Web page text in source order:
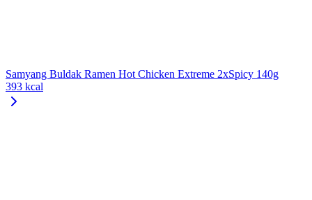
Samyang Buldak Ramen Hot Chicken Extreme 2xSpicy 140g
393 kcal